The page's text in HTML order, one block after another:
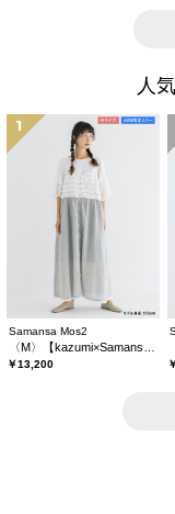
人
1
Samansa Mos2
￥13,200